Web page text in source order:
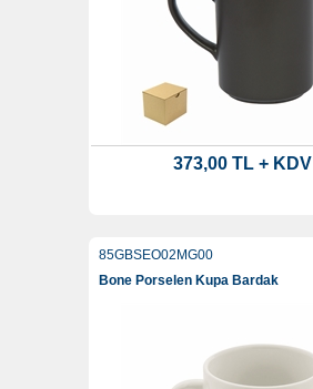
373,00 TL + KDV
85GBSEO02MG00
Bone Porselen Kupa Bardak